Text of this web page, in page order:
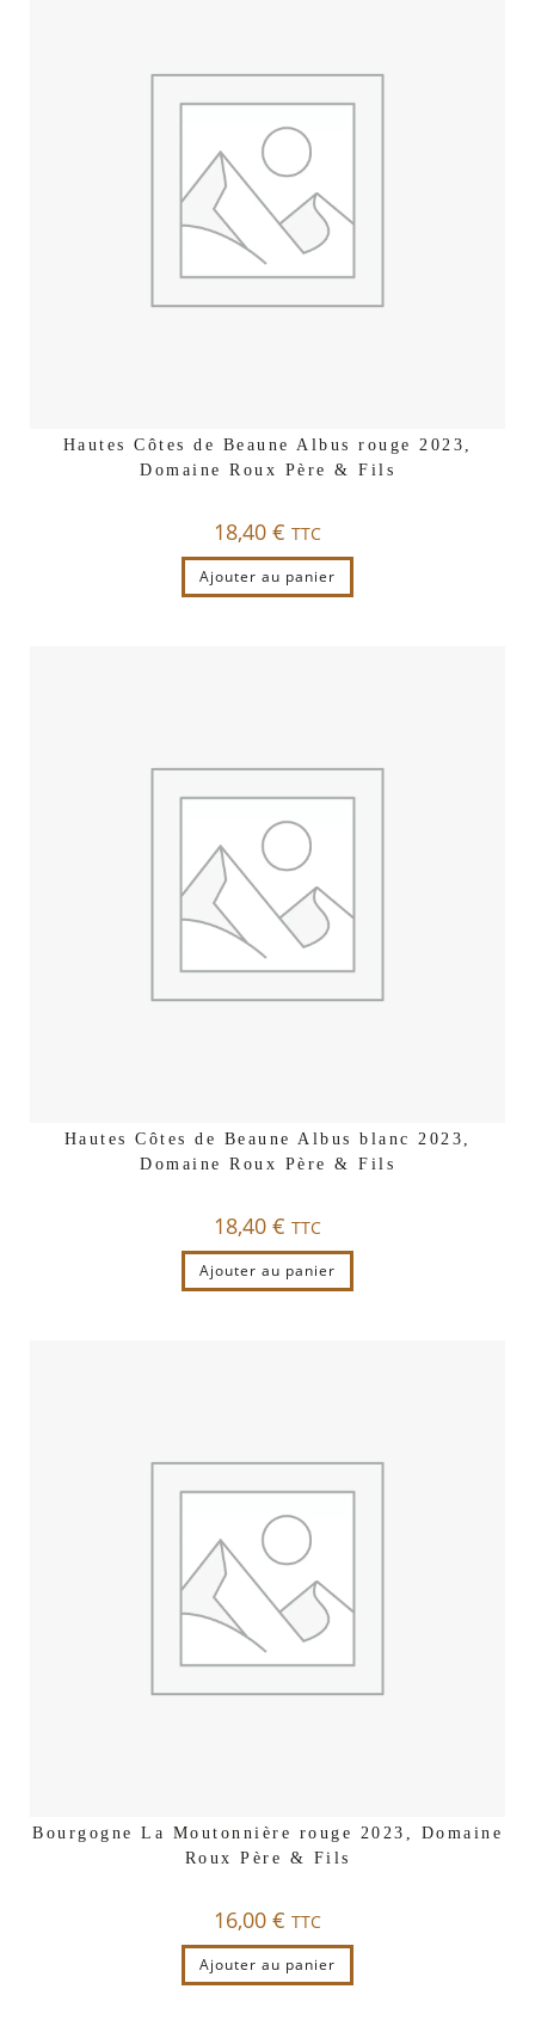
Hautes Côtes de Beaune Albus rouge 2023,
Domaine Roux Père & Fils
18,40 € TTC
Ajouter au panier
Hautes Côtes de Beaune Albus blanc 2023,
Domaine Roux Père & Fils
18,40 € TTC
Ajouter au panier
Bourgogne La Moutonnière rouge 2023, Domaine
Roux Père & Fils
16,00 € TTC
Ajouter au panier